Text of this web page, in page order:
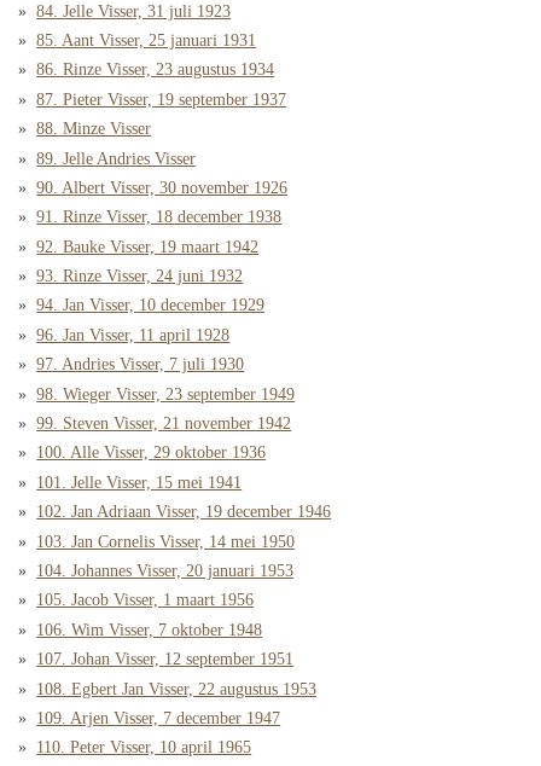
84. Jelle Visser, 31 juli 1923
85. Aant Visser, 25 januari 1931
86. Rinze Visser, 23 augustus 1934
87. Pieter Visser, 19 september 1937
88. Minze Visser
89. Jelle Andries Visser
90. Albert Visser, 30 november 1926
91. Rinze Visser, 18 december 1938
92. Bauke Visser, 19 maart 1942
93. Rinze Visser, 24 juni 1932
94. Jan Visser, 10 december 1929
96. Jan Visser, 11 april 1928
97. Andries Visser, 7 juli 1930
98. Wieger Visser, 23 september 1949
99. Steven Visser, 21 november 1942
100. Alle Visser, 29 oktober 1936
101. Jelle Visser, 15 mei 1941
102. Jan Adriaan Visser, 19 december 1946
103. Jan Cornelis Visser, 14 mei 1950
104. Johannes Visser, 20 januari 1953
105. Jacob Visser, 1 maart 1956
106. Wim Visser, 7 oktober 1948
107. Johan Visser, 12 september 1951
108. Egbert Jan Visser, 22 augustus 1953
109. Arjen Visser, 7 december 1947
110. Peter Visser, 10 april 1965